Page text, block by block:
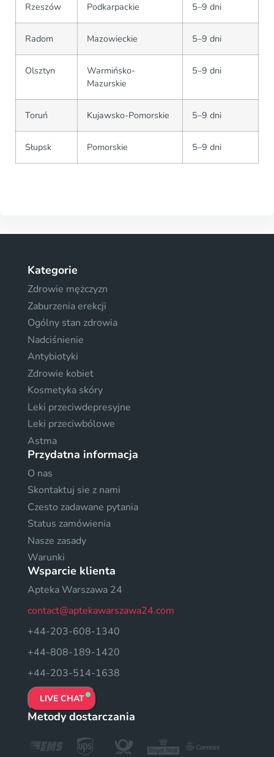
Rzeszów Podkarpackie 5–9 dni
Radom Mazowieckie 5–9 dni
Olsztyn
Warmińsko-
Mazurskie
5–9 dni
Toruń Kujawsko-Pomorskie 5–9 dni
Słupsk Pomorskie 5–9 dni
Kategorie
Zdrowie mężczyzn
Zaburzenia erekcji
Ogólny stan zdrowia
Nadciśnienie
Antybiotyki
Zdrowie kobiet
Kosmetyka skóry
Leki przeciwdepresyjne
Leki przeciwbólowe
Astma
Przydatna informacja
O nas
Skontaktuj sie z nami
Czesto zadawane pytania
Status zamówienia
Nasze zasady
Warunki
Wsparcie klienta
Apteka Warszawa 24
contact@aptekawarszawa24.com
+44-203-608-1340
+44-808-189-1420
+44-203-514-1638
LIVE CHAT
Metody dostarczania